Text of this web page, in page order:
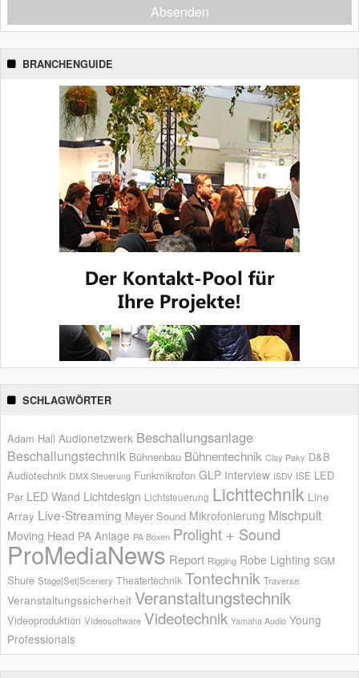
Absenden
BRANCHENGUIDE
SCHLAGWÖRTER
Adam Hall Audionetzwerk Beschallungsanlage
Beschallungstechnik Bühnenbau Bühnentechnik Clay Paky D&B
Audiotechnik DMX Steuerung Funkmikrofon GLP Interview ISDV ISE LED
Par LED Wand Lichtdesign Lichtsteuerung Lichttechnik Line
Array Live-Streaming Meyer Sound Mikrofonierung Mischpult
Moving Head PA Anlage PA Boxen Prolight + Sound
ProMediaNews Report Rigging Robe Lighting SGM
Shure Stage|Set|Scenery Theatertechnik Tontechnik Traverse
Veranstaltungssicherheit Veranstaltungstechnik
Videoproduktion Videosoftware Videotechnik Yamaha Audio Young
Professionals